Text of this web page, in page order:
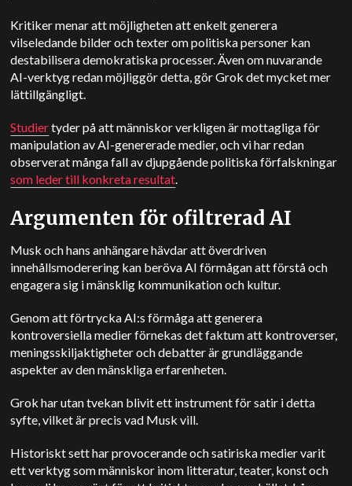
Kritiker menar att möjligheten att enkelt generera
vilseledande bilder och texter om politiska personer kan
destabilisera demokratiska processer. Även om nuvarande
AI-verktyg redan möjliggör detta, gör Grok det mycket mer
lättillgängligt.
Studiertyder på att människor verkligen är mottagliga för
manipulation av AI-genererade medier, och vi har redan
observerat många fall av djupgående politiska förfalskningar
som leder till konkreta resultat.
Argumenten för ofiltrerad AI
Musk och hans anhängare hävdar att överdriven
innehållsmoderering kan beröva AI förmågan att förstå och
engagera sig i mänsklig kommunikation och kultur.
Genom att förtrycka AI:s förmåga att generera
kontroversiella medier förnekas det faktum att kontroverser,
meningsskiljaktigheter och debatter är grundläggande
aspekter av den mänskliga erfarenheten.
Grok har utan tvekan blivit ett instrument för satir i detta
syfte, vilket är precis vad Musk vill.
Historiskt sett har provocerande och satiriska medier varit
ett verktyg som människor inom litteratur, teater, konst och